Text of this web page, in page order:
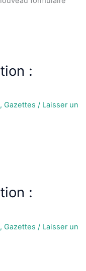
:
, Gazettes / Laisser un
:
, Gazettes / Laisser un